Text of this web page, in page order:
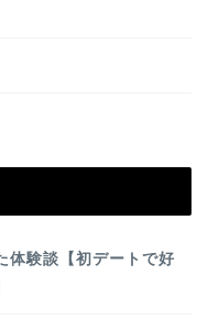
体験談【初デートで好